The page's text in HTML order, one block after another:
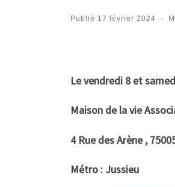
Publié 17 février 2024 -
Le vendredi 8 et
Maison de la vie
4 Rue des Arène ,
Métro : Jussieu